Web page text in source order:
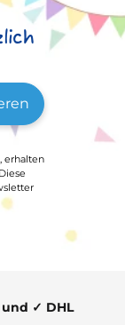
erhalten
✓ DHL